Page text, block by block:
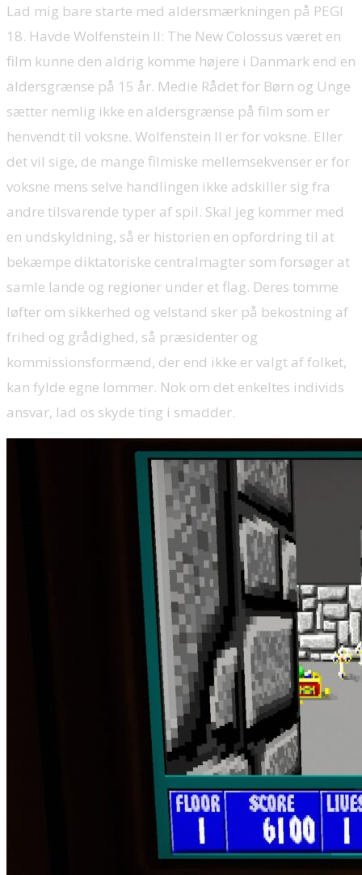
Lad mig bare starte med aldersmærkningen på PEGI
18. Havde Wolfenstein II: The New Colossus været en
film kunne den aldrig komme højere i Danmark end en
aldersgrænse på 15 år. Medie Rådet for Børn og Unge
sætter nemlig ikke en aldersgrænse på film som er
henvendt til voksne. Wolfenstein II er for voksne. Eller
det vil sige, de mange filmiske mellemsekvenser er for
voksne mens selve handlingen ikke adskiller sig fra
andre tilsvarende typer af spil. Skal jeg kommer med
en undskyldning, så er historien en opfordring til at
bekæmpe diktatoriske centralmagter som forsøger at
samle lande og regioner under et flag. Deres tomme
løfter om sikkerhed og velstand sker på bekostning af
frihed og grådighed, så præsidenter og
kommissionsformænd, der end ikke er valgt af folket,
kan fylde egne lommer. Nok om det enkeltes individs
ansvar, lad os skyde ting i smadder.